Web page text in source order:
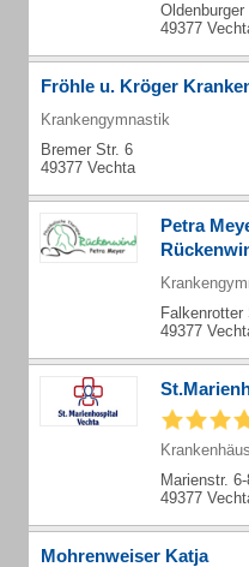
Oldenburger
49377
Fröhle u. Kröger
Krankengymnastik
Bremer Str. 6
49377 Vechta
Petra
Falkenrotter
49377
Marienstr.
49377
Mohrenweiser Katja